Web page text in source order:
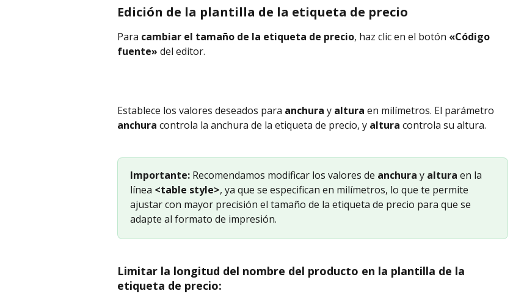
Edición de la plantilla de la etiqueta de precio
Para cambiar el tamaño de la etiqueta de precio, haz clic en el botón «Código
fuente» del editor.
Establece los valores deseados para anchura y altura en milímetros. El parámetro
anchura controla la anchura de la etiqueta de precio, y altura controla su altura.
Importante: Recomendamos modificar los valores de anchura y altura en la
línea <table style>, ya que se especifican en milímetros, lo que te permite
ajustar con mayor precisión el tamaño de la etiqueta de precio para que se
adapte al formato de impresión.
Limitar la longitud del nombre del producto en la plantilla de la
etiqueta de precio: